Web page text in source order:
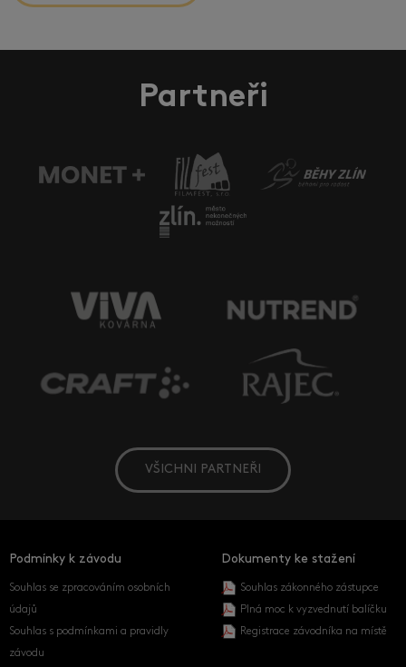
Partneři
VŠICHNI PARTNEŘI
Podmínky k závodu
Souhlas se zpracováním osobních
údajů
Souhlas s podmínkami a pravidly
závodu
Dokumenty ke stažení
Souhlas zákonného zástupce
Plná moc k vyzvednutí balíčku
Registrace závodníka na místě